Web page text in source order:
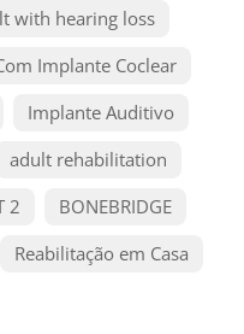
with hearing loss
Implante Coclear
Implante Auditivo
adult rehabilitation
2
BONEBRIDGE
Reabilitação em Casa